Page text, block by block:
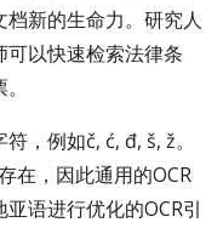
新的生命力。研究人
可以快速检索法律条
，例如č, ć, đ, š, ž。
在，因此通用的OCR
语进行优化的OCR引